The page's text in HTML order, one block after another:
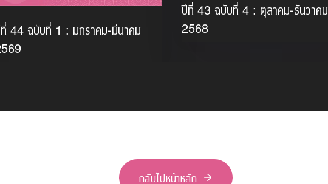
44 ฉบับที่ 1 : มกราคม-มีนาคม
ปีที่ 43 ฉบับที่ 4 : ตุลาคม-ธันวาคม
2568
กลับไปหน้าหลัก